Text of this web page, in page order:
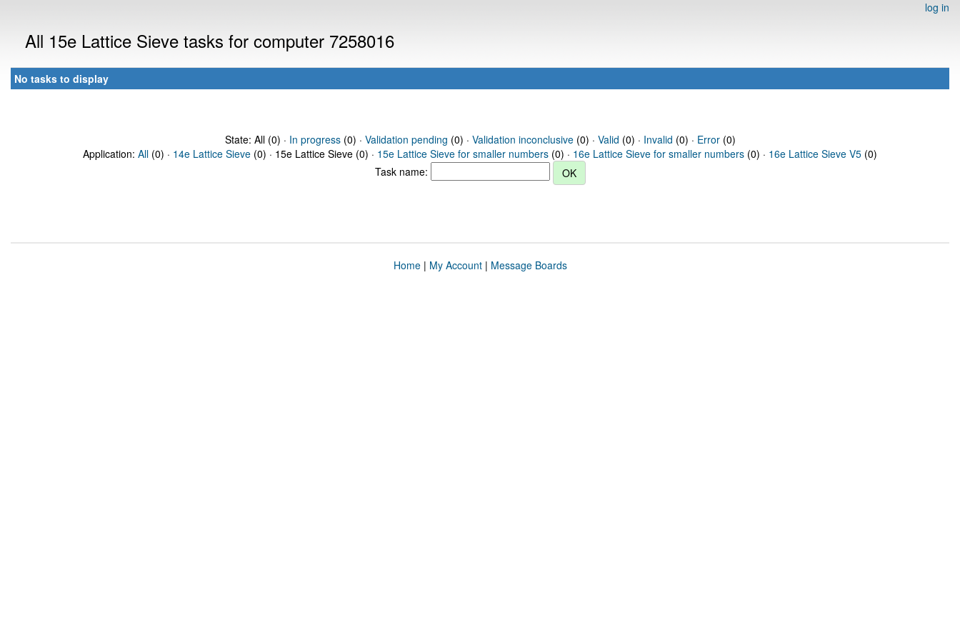
log in
All 15e Lattice Sieve tasks for computer 7258016
No tasks to display
State: All (0) · In progress(0) · Validation pending (0) · Validation inconclusive(0) · Valid (0) · Invalid (0) · Error(0)
Application: All (0) · 14e Lattice Sieve (0) · 15e Lattice Sieve (0) · 15e Lattice Sieve for smaller numbers (0) · 16e Lattice Sieve for smaller numbers (0) · 16e Lattice Sieve V5 (0)
Task name:
Home| My Account| Message Boards